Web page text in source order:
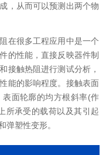
，从而可以预测出两个物
在很多工程应用中是一个
的性能，直接反映器件制
接触热阻进行测试分析，
能的影响程度。接触表面
表面轮廓的均方根斜率(作
所承受的载荷以及其引起
弹塑性变形。